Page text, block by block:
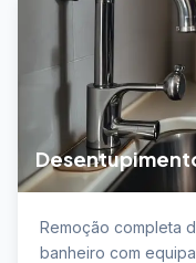
Interlagos →
Remoção completa
banheiro com